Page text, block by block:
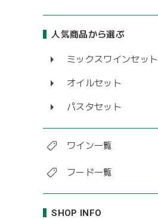
人気商品から選ぶ
ミックスワインセット
オイルセット
パスタセット
ワイン一覧
フード一覧
SHOP INFO